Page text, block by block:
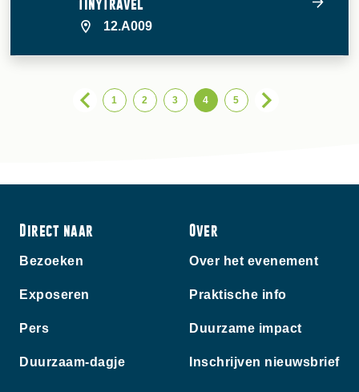
TinyTravel
12.A009
1 2 3 4 5
Direct naar
Bezoeken
Exposeren
Pers
Duurzaam-dagje
Over
Over het evenement
Praktische info
Duurzame impact
Inschrijven nieuwsbrief